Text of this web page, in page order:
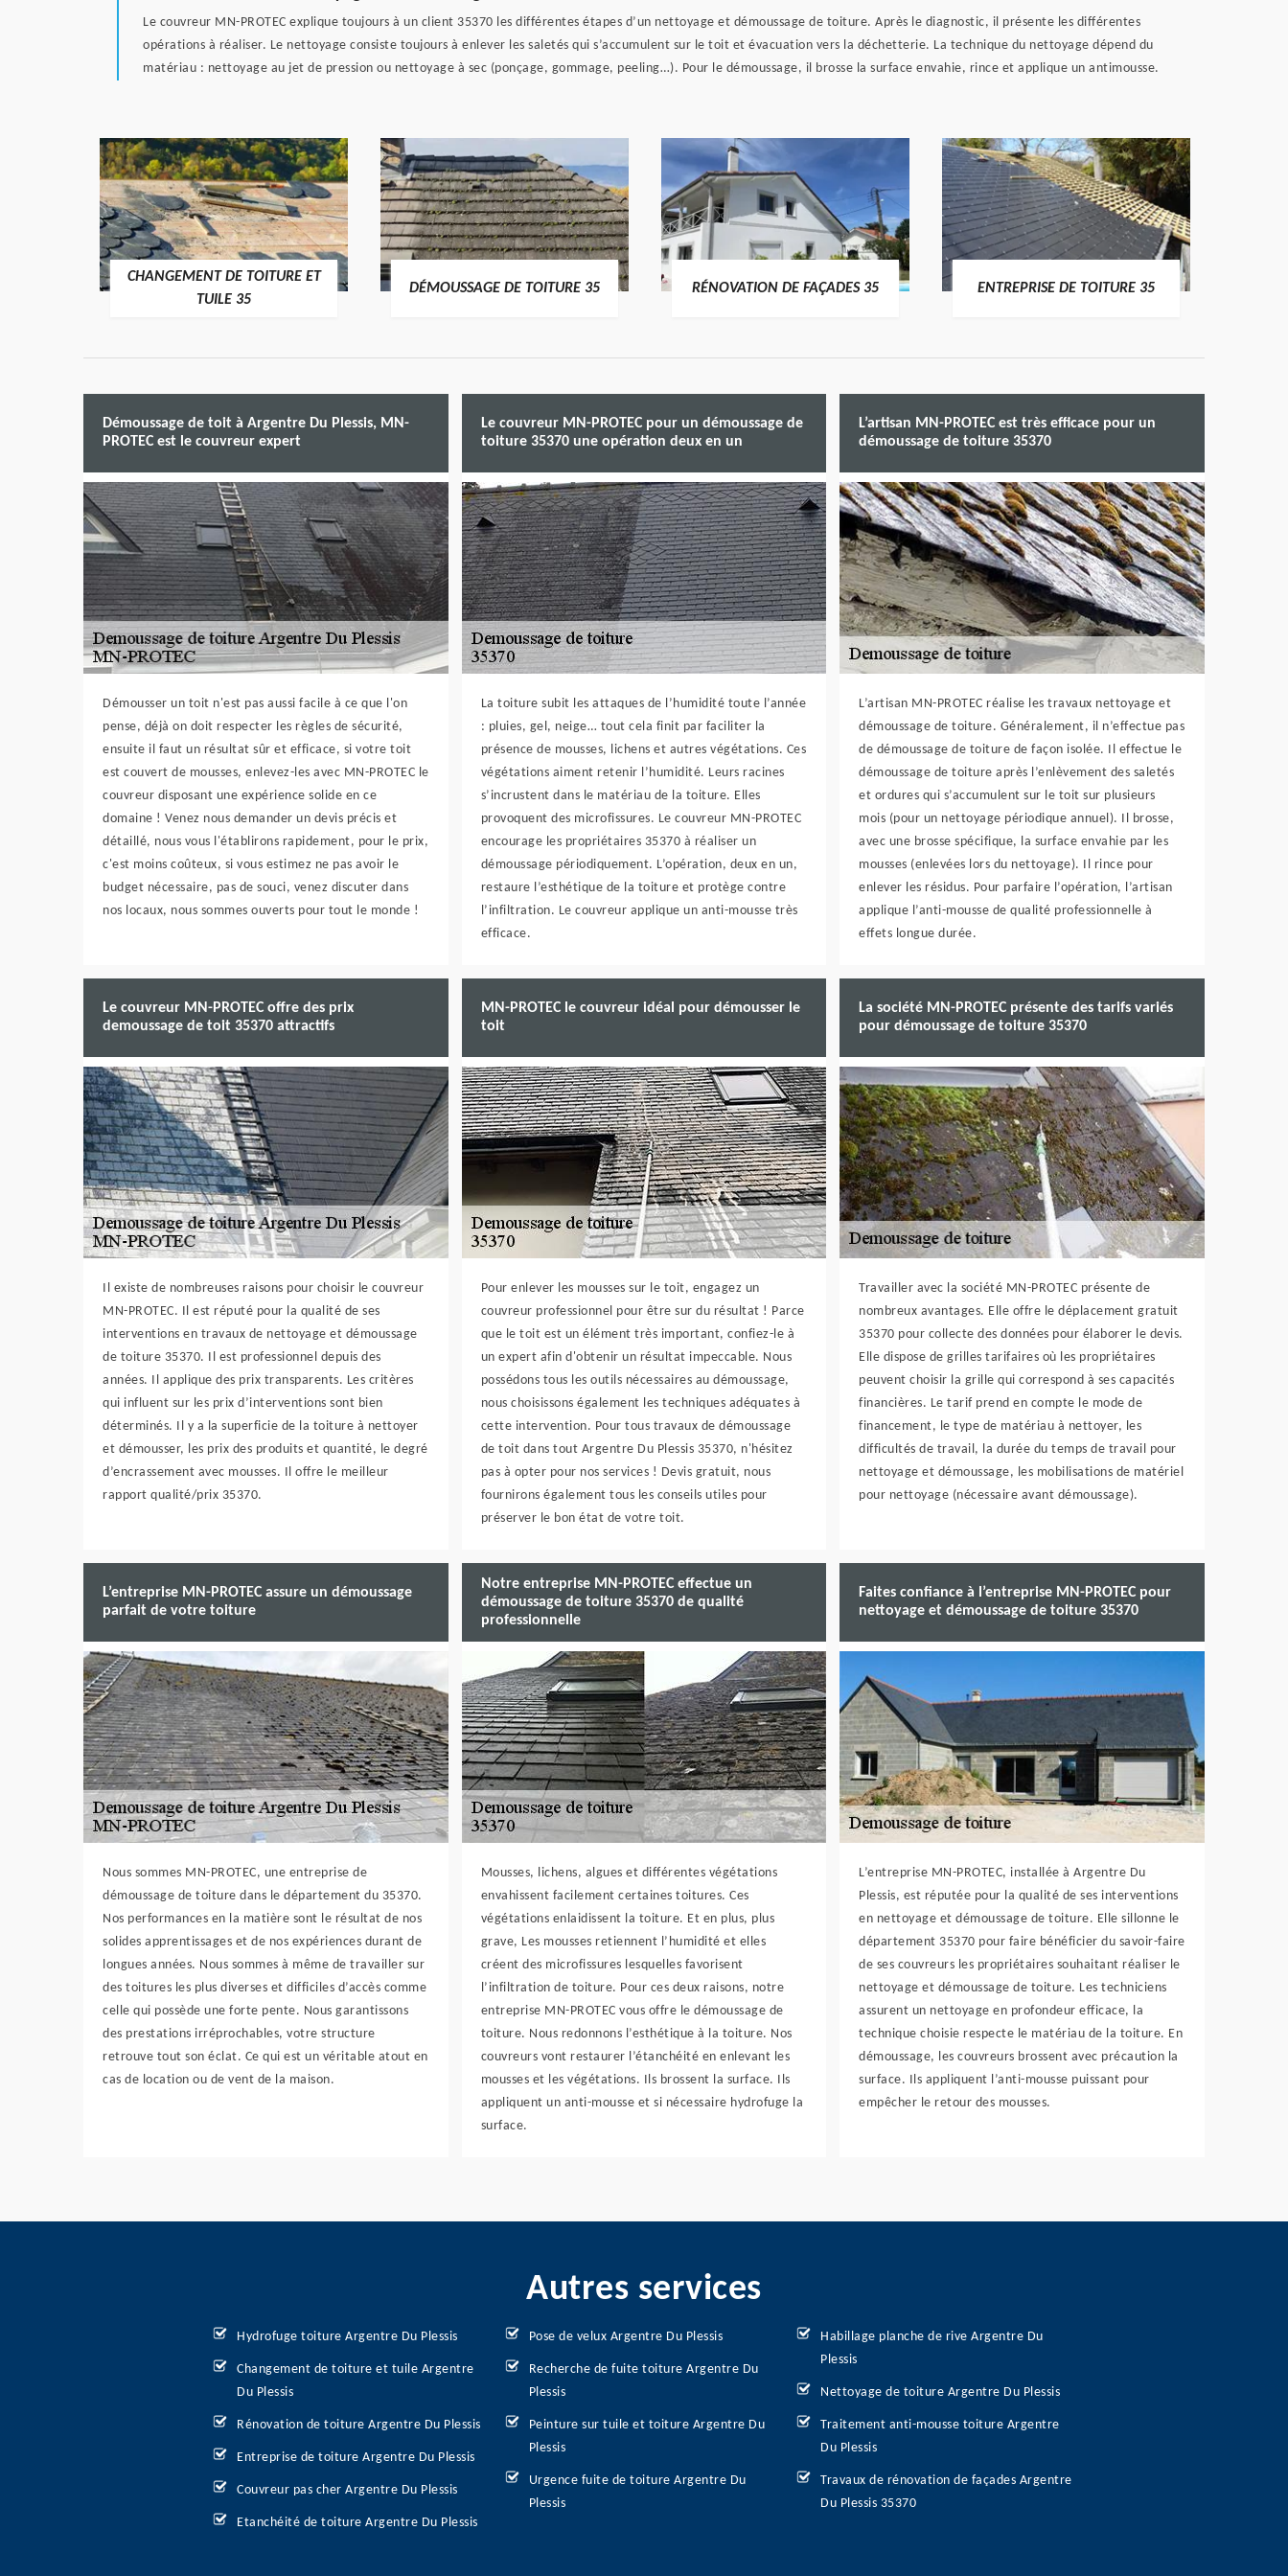
Le couvreur MN-PROTEC explique toujours à un client 35370 les différentes étapes d’un nettoyage et démoussage de toiture. Après le diagnostic, il présente les différentes
opérations à réaliser. Le nettoyage consiste toujours à enlever les saletés qui s’accumulent sur le toit et évacuation vers la déchetterie. La technique du nettoyage dépend du
matériau : nettoyage au jet de pression ou nettoyage à sec (ponçage, gommage, peeling…). Pour le démoussage, il brosse la surface envahie, rince et applique un antimousse.
CHANGEMENT DE TOITURE ET
TUILE 35
DÉMOUSSAGE DE TOITURE 35 RÉNOVATION DE FAÇADES 35 ENTREPRISE DE TOITURE 35
Démoussage de toit à Argentre Du Plessis, MN-
PROTEC est le couvreur expert
Démousser un toit n'est pas aussi facile à ce que l'on
pense, déjà on doit respecter les règles de sécurité,
ensuite il faut un résultat sûr et efficace, si votre toit
est couvert de mousses, enlevez-les avec MN-PROTEC le
couvreur disposant une expérience solide en ce
domaine ! Venez nous demander un devis précis et
détaillé, nous vous l'établirons rapidement, pour le prix,
c'est moins coûteux, si vous estimez ne pas avoir le
budget nécessaire, pas de souci, venez discuter dans
nos locaux, nous sommes ouverts pour tout le monde !
Le couvreur MN-PROTEC pour un démoussage de
toiture 35370 une opération deux en un
La toiture subit les attaques de l’humidité toute l’année
: pluies, gel, neige… tout cela finit par faciliter la
présence de mousses, lichens et autres végétations. Ces
végétations aiment retenir l’humidité. Leurs racines
s’incrustent dans le matériau de la toiture. Elles
provoquent des microfissures. Le couvreur MN-PROTEC
encourage les propriétaires 35370 à réaliser un
démoussage périodiquement. L’opération, deux en un,
restaure l’esthétique de la toiture et protège contre
l’infiltration. Le couvreur applique un anti-mousse très
efficace.
L’artisan MN-PROTEC est très efficace pour un
démoussage de toiture 35370
L’artisan MN-PROTEC réalise les travaux nettoyage et
démoussage de toiture. Généralement, il n’effectue pas
de démoussage de toiture de façon isolée. Il effectue le
démoussage de toiture après l’enlèvement des saletés
et ordures qui s’accumulent sur le toit sur plusieurs
mois (pour un nettoyage périodique annuel). Il brosse,
avec une brosse spécifique, la surface envahie par les
mousses (enlevées lors du nettoyage). Il rince pour
enlever les résidus. Pour parfaire l’opération, l’artisan
applique l’anti-mousse de qualité professionnelle à
effets longue durée.
Le couvreur MN-PROTEC offre des prix
demoussage de toit 35370 attractifs
Il existe de nombreuses raisons pour choisir le couvreur
MN-PROTEC. Il est réputé pour la qualité de ses
interventions en travaux de nettoyage et démoussage
de toiture 35370. Il est professionnel depuis des
années. Il applique des prix transparents. Les critères
qui influent sur les prix d’interventions sont bien
déterminés. Il y a la superficie de la toiture à nettoyer
et démousser, les prix des produits et quantité, le degré
d’encrassement avec mousses. Il offre le meilleur
rapport qualité/prix 35370.
MN-PROTEC le couvreur idéal pour démousser le
toit
Pour enlever les mousses sur le toit, engagez un
couvreur professionnel pour être sur du résultat ! Parce
que le toit est un élément très important, confiez-le à
un expert afin d'obtenir un résultat impeccable. Nous
possédons tous les outils nécessaires au démoussage,
nous choisissons également les techniques adéquates à
cette intervention. Pour tous travaux de démoussage
de toit dans tout Argentre Du Plessis 35370, n'hésitez
pas à opter pour nos services ! Devis gratuit, nous
fournirons également tous les conseils utiles pour
préserver le bon état de votre toit.
La société MN-PROTEC présente des tarifs variés
pour démoussage de toiture 35370
Travailler avec la société MN-PROTEC présente de
nombreux avantages. Elle offre le déplacement gratuit
35370 pour collecte des données pour élaborer le devis.
Elle dispose de grilles tarifaires où les propriétaires
peuvent choisir la grille qui correspond à ses capacités
financières. Le tarif prend en compte le mode de
financement, le type de matériau à nettoyer, les
difficultés de travail, la durée du temps de travail pour
nettoyage et démoussage, les mobilisations de matériel
pour nettoyage (nécessaire avant démoussage).
L’entreprise MN-PROTEC assure un démoussage
parfait de votre toiture
Nous sommes MN-PROTEC, une entreprise de
démoussage de toiture dans le département du 35370.
Nos performances en la matière sont le résultat de nos
solides apprentissages et de nos expériences durant de
longues années. Nous sommes à même de travailler sur
des toitures les plus diverses et difficiles d’accès comme
celle qui possède une forte pente. Nous garantissons
des prestations irréprochables, votre structure
retrouve tout son éclat. Ce qui est un véritable atout en
cas de location ou de vent de la maison.
Notre entreprise MN-PROTEC effectue un
démoussage de toiture 35370 de qualité
professionnelle
Mousses, lichens, algues et différentes végétations
envahissent facilement certaines toitures. Ces
végétations enlaidissent la toiture. Et en plus, plus
grave, Les mousses retiennent l’humidité et elles
créent des microfissures lesquelles favorisent
l’infiltration de toiture. Pour ces deux raisons, notre
entreprise MN-PROTEC vous offre le démoussage de
toiture. Nous redonnons l’esthétique à la toiture. Nos
couvreurs vont restaurer l’étanchéité en enlevant les
mousses et les végétations. Ils brossent la surface. Ils
appliquent un anti-mousse et si nécessaire hydrofuge la
surface.
Faites confiance à l’entreprise MN-PROTEC pour
nettoyage et démoussage de toiture 35370
L’entreprise MN-PROTEC, installée à Argentre Du
Plessis, est réputée pour la qualité de ses interventions
en nettoyage et démoussage de toiture. Elle sillonne le
département 35370 pour faire bénéficier du savoir-faire
de ses couvreurs les propriétaires souhaitant réaliser le
nettoyage et démoussage de toiture. Les techniciens
assurent un nettoyage en profondeur efficace, la
technique choisie respecte le matériau de la toiture. En
démoussage, les couvreurs brossent avec précaution la
surface. Ils appliquent l’anti-mousse puissant pour
empêcher le retour des mousses.
Autres services
Hydrofuge toiture Argentre Du Plessis
Changement de toiture et tuile Argentre
Du Plessis
Rénovation de toiture Argentre Du Plessis
Entreprise de toiture Argentre Du Plessis
Couvreur pas cher Argentre Du Plessis
Etanchéité de toiture Argentre Du Plessis
Pose de velux Argentre Du Plessis
Recherche de fuite toiture Argentre Du
Plessis
Peinture sur tuile et toiture Argentre Du
Plessis
Urgence fuite de toiture Argentre Du
Plessis
Habillage planche de rive Argentre Du
Plessis
Nettoyage de toiture Argentre Du Plessis
Traitement anti-mousse toiture Argentre
Du Plessis
Travaux de rénovation de façades Argentre
Du Plessis 35370